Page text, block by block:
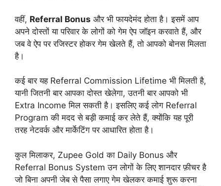
वहीं, Referral Bonus और भी फायदेमंद होता है। इसमें आप
अपने दोस्तों या परिवार के लोगों को गेम ऐप जॉइन करवाते हैं, और
जब वे ऐप पर रजिस्टर होकर गेम खेलते हैं, तो आपको बोनस मिलता
है।
कई बार यह Referral Commission Lifetime भी मिलती है,
यानी जितनी बार आपका दोस्त खेलेगा, उतनी बार आपको भी
Extra Income मिल सकती है। इसलिए कई लोग Referral
Program की मदद से बड़ी कमाई कर लेते हैं, क्योंकि यह पूरी
तरह नेटवर्क और मार्केटिंग पर आधारित होता है।
कुल मिलाकर, Zupee Gold का Daily Bonus और
Referral Bonus System उन लोगों के लिए शानदार फ़ीचर है
जो बिना अपनी जेब से पैसा लगाए गेम खेलकर कमाई शुरू करना